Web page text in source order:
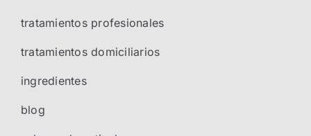
tratamientos profesionales
tratamientos domiciliarios
ingredientes
blog